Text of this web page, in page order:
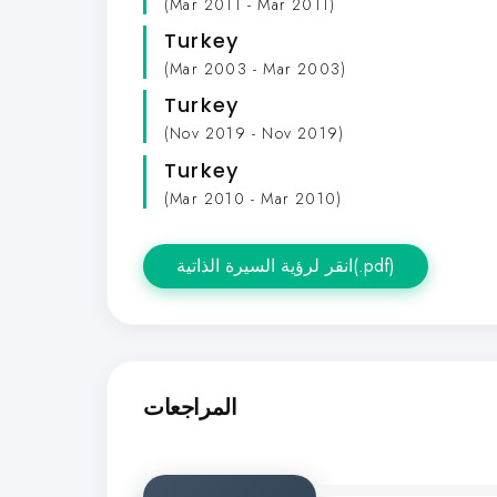
Turkey
(Mar 2003 - Mar 2003)
Turkey
(Nov 2019 - Nov 2019)
Turkey
(Mar 2010 - Mar 2010)
انقر لرؤية السيرة الذاتية(.pdf)
المراجعات